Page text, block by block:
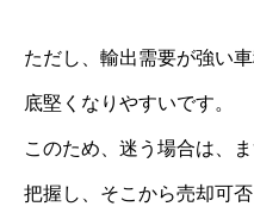
ただし、輸出需要が強い
底堅くなりやすいです。
このため、迷う場合は、
把握し、そこから売却可